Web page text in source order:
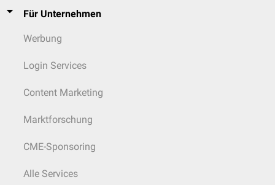
Für Unternehmen
Werbung
Login Services
Content Marketing
Marktforschung
CME-Sponsoring
Alle Services